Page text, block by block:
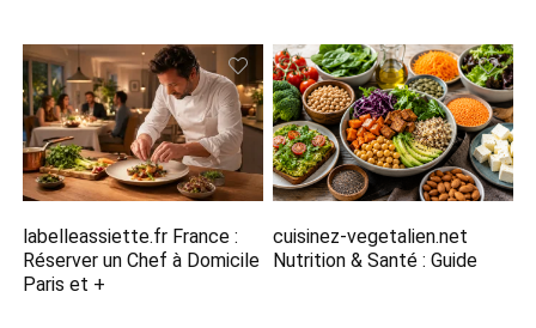
labelleassiette.fr France :
Réserver un Chef à Domicile
Paris et +
cuisinez-vegetalien.net
Nutrition​ & Santé : Guide